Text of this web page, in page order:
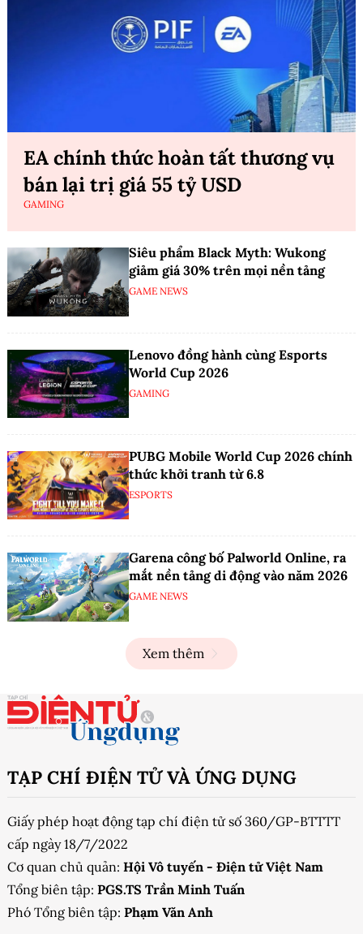
EA chính thức hoàn tất thương vụ
bán lại trị giá 55 tỷ USD
GAMING
Siêu phẩm Black Myth: Wukong
giảm giá 30% trên mọi nền tảng
GAME NEWS
Lenovo đồng hành cùng Esports
World Cup 2026
GAMING
PUBG Mobile World Cup 2026 chính
thức khởi tranh từ 6.8
ESPORTS
Garena công bố Palworld Online, ra
mắt nền tảng di động vào năm 2026
GAME NEWS
Xem thêm
TẠP CHÍ ĐIỆN TỬ VÀ ỨNG DỤNG
Giấy phép hoạt động tạp chí điện tử số 360/GP-BTTTT
cấp ngày 18/7/2022
Cơ quan chủ quản: Hội Vô tuyến - Điện tử Việt Nam
Tổng biên tập: PGS.TS Trần Minh Tuấn
Phó Tổng biên tập: Phạm Văn Anh